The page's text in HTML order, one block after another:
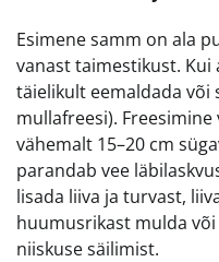
Esimene samm on ala
vanast taimestikust.
täielikult eemaldada või
mullafreesi).
vähemalt 15–20 cm
parandab vee
lisada liiva ja turvast,
huumusrikast mulda
niiskuse säilimist.